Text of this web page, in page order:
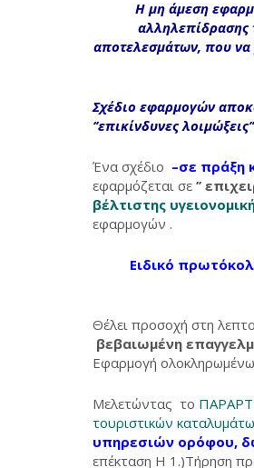
Η μη άμεση
αλληλεπίδρασης
αποτελεσμάτων, που να
Σχέδιο εφαρμογών
‘’επικίνδυνες λοιμώξεις’’
Ένα σχέδιο –σε πράξη
εφαρμόζεται σε ’’
βέλτιστης
εφαρμογών .
Ειδικό
Θέλει προσοχή στη
βεβαιωμένη
Εφαρμογή
Μελετώντας το
τουριστικών
υπηρεσιών ορόφου,
επέκταση Η 1.)Τήρηση